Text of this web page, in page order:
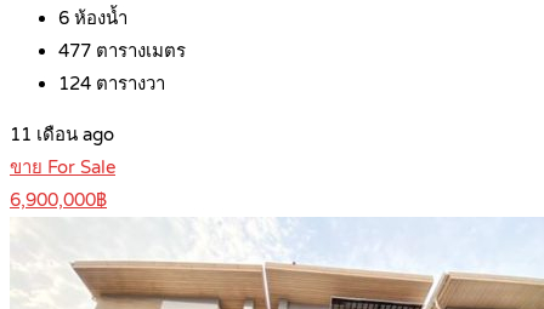
6 ห้องน้ำ
477 ตารางเมตร
124 ตารางวา
11 เดือน ago
ขาย For Sale
6,900,000฿